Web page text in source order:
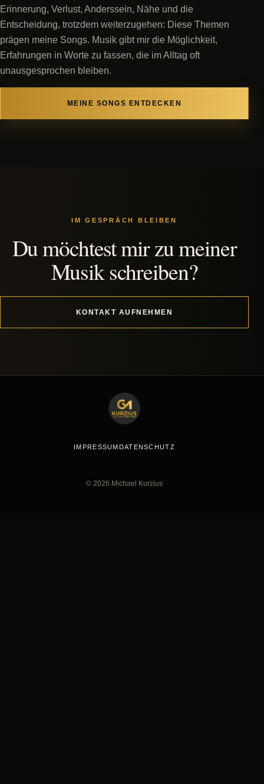
Erinnerung, Verlust, Anderssein, Nähe und die
Entscheidung, trotzdem weiterzugehen: Diese Themen
prägen meine Songs. Musik gibt mir die Möglichkeit,
Erfahrungen in Worte zu fassen, die im Alltag oft
unausgesprochen bleiben.
MEINE SONGS ENTDECKEN
IM GESPRÄCH BLEIBEN
Du möchtest mir zu meiner
Musik schreiben?
KONTAKT AUFNEHMEN
IMPRESSUM DATENSCHUTZ
© 2026 Michael Kurzius